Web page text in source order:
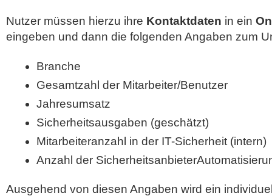
Nutzer müssen hierzu ihre Kontaktdaten in ein
eingeben und dann die folgenden Angaben zum
Branche
Gesamtzahl der Mitarbeiter/Benutzer
Jahresumsatz
Sicherheitsausgaben (geschätzt)
Mitarbeiteranzahl in der IT-Sicherheit (intern)
Anzahl der
Ausgehend von diesen Angaben wird ein